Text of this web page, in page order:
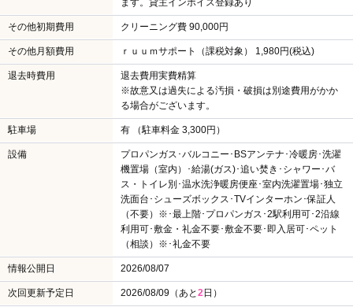
ます。貸主インボイス登録あり
その他初期費用 クリーニング費 90,000円
その他月額費用 ｒｕｕｍサポート（課税対象） 1,980円(税込)
退去時費用
退去費用実費精算
※故意又は過失による汚損・破損は別途費用がかか
る場合がございます。
駐車場 有 （駐車料金 3,300円）
設備
プロパンガス･バルコニー･BSアンテナ･冷暖房･洗濯
機置場（室内）･給湯(ガス)･追い焚き･シャワー･バ
ス・トイレ別･温水洗浄暖房便座･室内洗濯置場･独立
洗面台･シューズボックス･TVインターホン･保証人
（不要）※･最上階･プロパンガス･2駅利用可･2沿線
利用可･敷金・礼金不要･敷金不要･即入居可･ペット
（相談）※･礼金不要
情報公開日 2026/08/07
次回更新予定日 2026/08/09（あと2日）